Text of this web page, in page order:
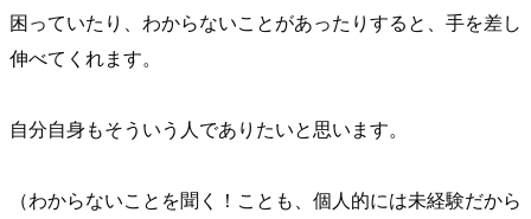
困っていたり、わからないことがあったりすると、手を差し
伸べてくれます。
自分自身もそういう人でありたいと思います。
（わからないことを聞く！ことも、個人的には未経験だから